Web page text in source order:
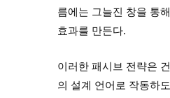
름에는 그늘진 창을 통
효과를 만든다.
이러한 패시브 전략은
의 설계 언어로 작동하